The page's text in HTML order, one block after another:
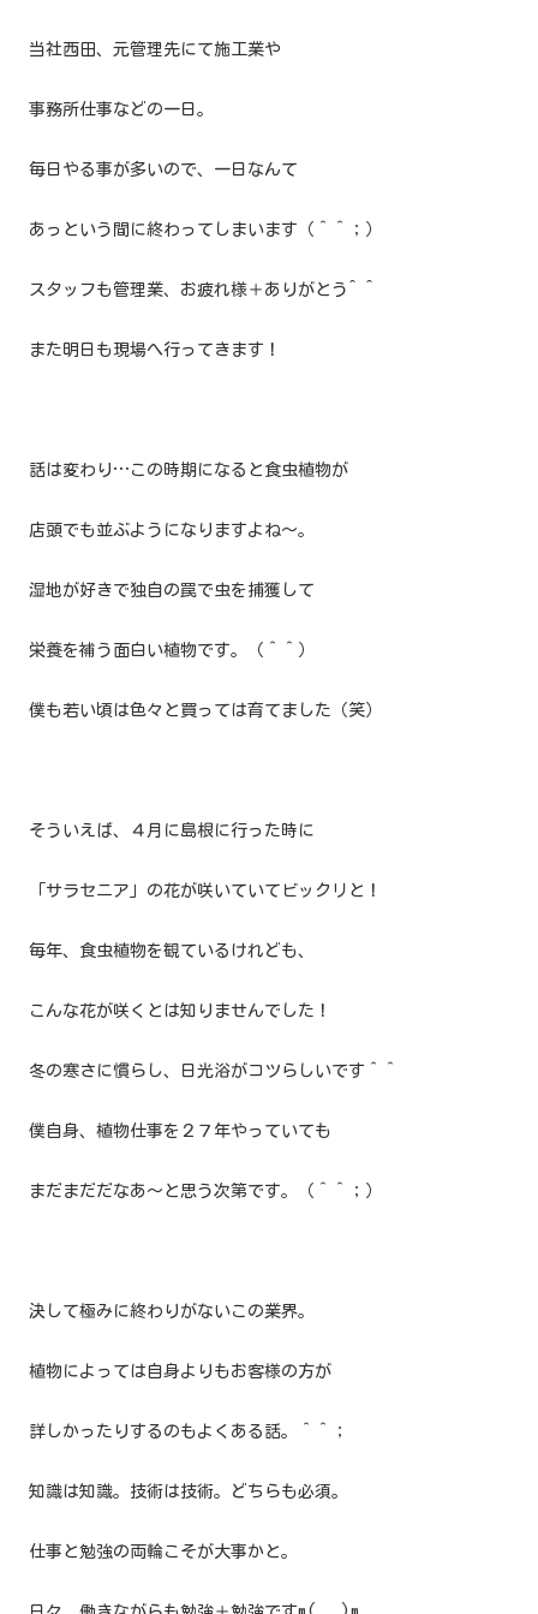
当社西田、元管理先にて施工業や
事務所仕事などの一日。
毎日やる事が多いので、一日なんて
あっという間に終わってしまいます（＾＾；）
スタッフも管理業、お疲れ様＋ありがとう^ ^
また明日も現場へ行ってきます！
話は変わり…この時期になると食虫植物が
店頭でも並ぶようになりますよね〜。
湿地が好きで独自の罠で虫を捕獲して
栄養を補う面白い植物です。（＾＾）
僕も若い頃は色々と買っては育てました（笑）
そういえば、４月に島根に行った時に
「サラセニア」の花が咲いていてビックリと！
毎年、食虫植物を観ているけれども、
こんな花が咲くとは知りませんでした！
冬の寒さに慣らし、日光浴がコツらしいです＾＾
僕自身、植物仕事を２７年やっていても
まだまだだなあ〜と思う次第です。（＾＾；）
決して極みに終わりがないこの業界。
植物によっては自身よりもお客様の方が
詳しかったりするのもよくある話。＾＾；
知識は知識。技術は技術。どちらも必須。
仕事と勉強の両輪こそが大事かと。